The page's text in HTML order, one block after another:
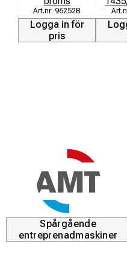
96252B
Logga in för
pris
Spårgående
entreprenadmaskiner